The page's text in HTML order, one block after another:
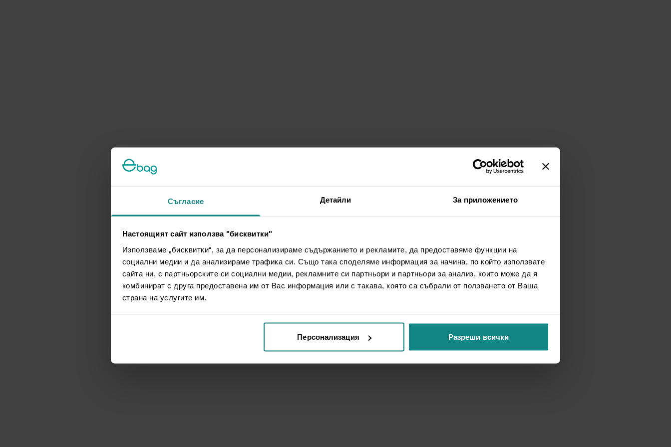
Съгласие Детайли За приложението
Настоящият сайт използва "бисквитки"
Използваме „бисквитки“, за да персонализираме съдържанието и рекламите, да предоставяме функции на
социални медии и да анализираме трафика си. Също така споделяме информация за начина, по който използвате
сайта ни, с партньорските си социални медии, рекламните си партньори и партньори за анализ, които може да я
комбинират с друга предоставена им от Вас информация или с такава, която са събрали от ползването от Ваша
страна на услугите им.
Персонализация Разреши всички